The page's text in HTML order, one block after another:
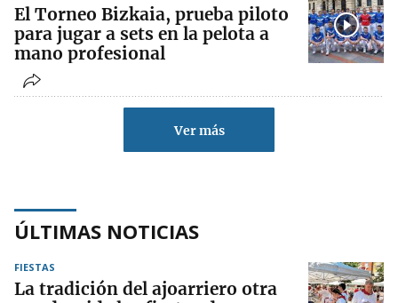
El Torneo Bizkaia, prueba piloto
para jugar a sets en la pelota a
mano profesional
Ver más
ÚLTIMAS NOTICIAS
FIESTAS
La tradición del ajoarriero otra